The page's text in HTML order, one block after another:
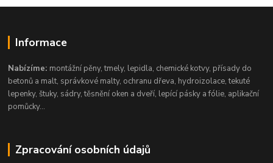
Informace
Nabízíme: montážní pěny, tmely, lepidla, chemické kotvy, přísady do
betonů a malt, správkové malty, ochranu dřeva, hydroizolace, tekuté
lepenky, štuky, sádry, těsnění oken a dveří, lepící pásky a fólie, aplikační
pomůcky...
Zpracování osobních údajů